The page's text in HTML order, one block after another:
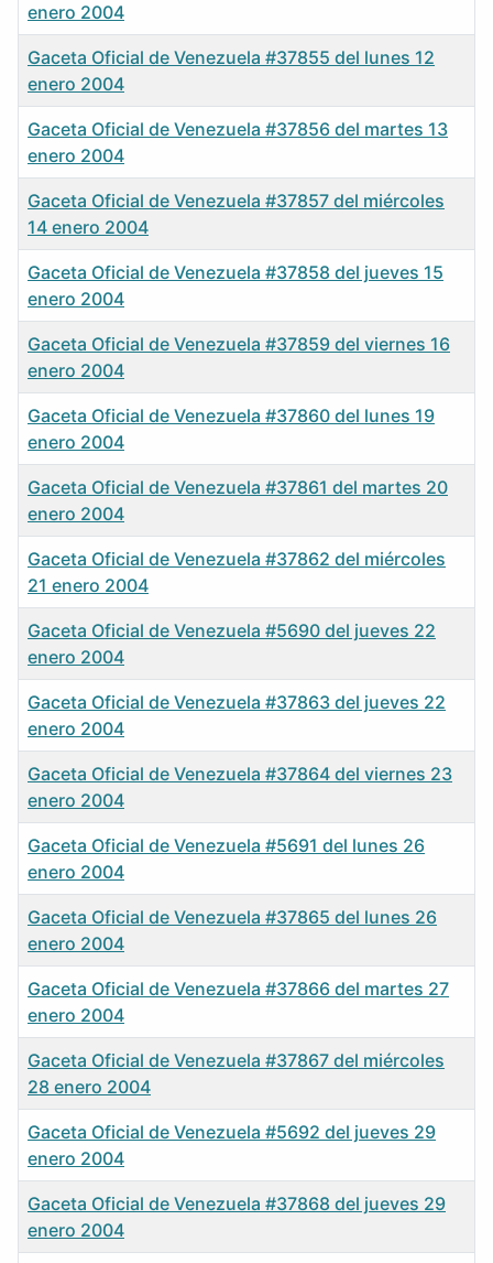
enero 2004
Gaceta Oficial de Venezuela #37855 del lunes 12
enero 2004
Gaceta Oficial de Venezuela #37856 del martes 13
enero 2004
Gaceta Oficial de Venezuela #37857 del miércoles
14 enero 2004
Gaceta Oficial de Venezuela #37858 del jueves 15
enero 2004
Gaceta Oficial de Venezuela #37859 del viernes 16
enero 2004
Gaceta Oficial de Venezuela #37860 del lunes 19
enero 2004
Gaceta Oficial de Venezuela #37861 del martes 20
enero 2004
Gaceta Oficial de Venezuela #37862 del miércoles
21 enero 2004
Gaceta Oficial de Venezuela #5690 del jueves 22
enero 2004
Gaceta Oficial de Venezuela #37863 del jueves 22
enero 2004
Gaceta Oficial de Venezuela #37864 del viernes 23
enero 2004
Gaceta Oficial de Venezuela #5691 del lunes 26
enero 2004
Gaceta Oficial de Venezuela #37865 del lunes 26
enero 2004
Gaceta Oficial de Venezuela #37866 del martes 27
enero 2004
Gaceta Oficial de Venezuela #37867 del miércoles
28 enero 2004
Gaceta Oficial de Venezuela #5692 del jueves 29
enero 2004
Gaceta Oficial de Venezuela #37868 del jueves 29
enero 2004